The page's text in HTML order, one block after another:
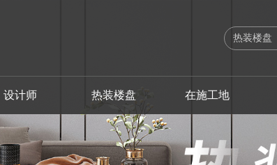
联系我们 企业荣誉
欧式 简欧
设计师
高级主创设计师 主创设计师 高级软装设计师
热装楼盘
越秀区 荔湾区
在施工地
越秀区 荔湾区
工艺实录 施工流程 品质管理
服务体系 业主故事
软装设计案例 软装设计师 软装生活